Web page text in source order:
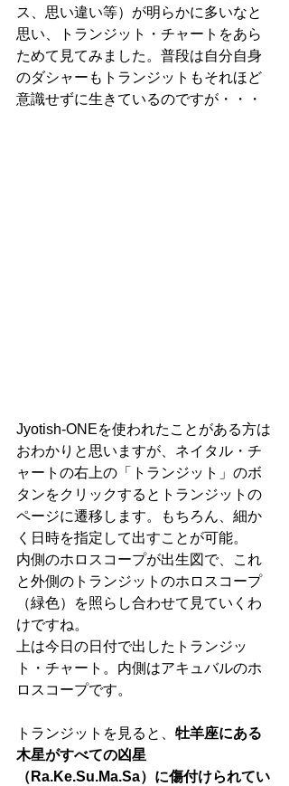
ス、思い違い等）が明らかに多いなと
思い、トランジット・チャートをあら
ためて見てみました。普段は自分自身
のダシャーもトランジットもそれほど
意識せずに生きているのですが・・・
Jyotish-ONEを使われたことがある方は
おわかりと思いますが、ネイタル・チ
ャートの右上の「トランジット」のボ
タンをクリックするとトランジットの
ページに遷移します。もちろん、細か
く日時を指定して出すことが可能。
内側のホロスコープが出生図で、これ
と外側のトランジットのホロスコープ
（緑色）を照らし合わせて見ていくわ
けですね。
上は今日の日付で出したトランジッ
ト・チャート。内側はアキュバルのホ
ロスコープです。
トランジットを見ると、 牡羊座にある
木星がすべての凶星
（Ra.Ke.Su.Ma.Sa）に傷付けられてい